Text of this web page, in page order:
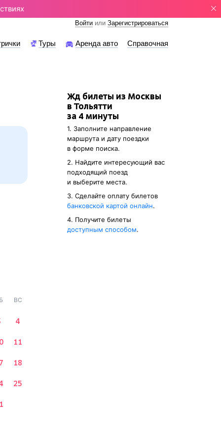
Войти или Зарегистрироваться
Туры Аренда авто Справочная
ВС
4
11
18
25
Жд билеты из Москвы
в Тольятти
за 4 минуты
1. Заполните направление
маршрута и дату поездки
в форме поиска.
2. Найдите интересующий вас
подходящий поезд
и выберите места.
3. Cделайте оплату билетов
банковской картой онлайн.
4. Получите билеты
доступным способом.